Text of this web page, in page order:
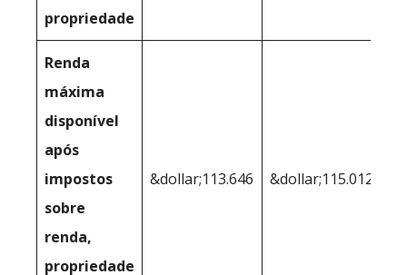
propriedade
Renda
máxima
disponível
após
impostos
sobre
renda,
propriedade
&dollar;113.646 &dollar;115.012